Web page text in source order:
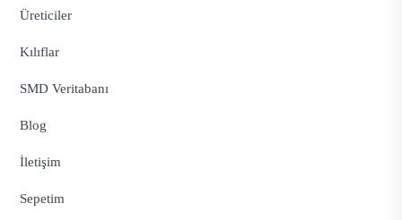
Üreticiler
Kılıflar
SMD Veritabanı
Blog
İletişim
Sepetim